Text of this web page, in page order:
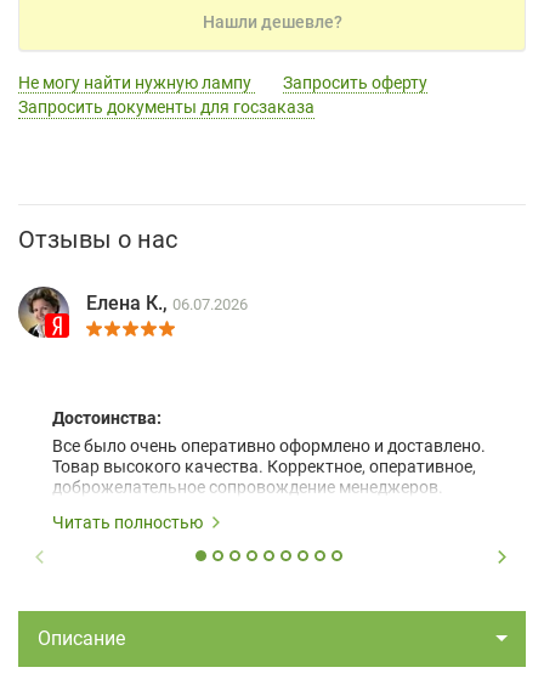
Нашли дешевле?
Не могу найти нужную лампу
Запросить оферту
Запросить документы для госзаказа
Отзывы о нас
Елена К., 06.07.2026
Достоинства:
Все было очень оперативно оформлено и доставлено.
Товар высокого качества. Корректное, оперативное,
доброжелательное сопровождение менеджеров.
Читать полностью
Описание